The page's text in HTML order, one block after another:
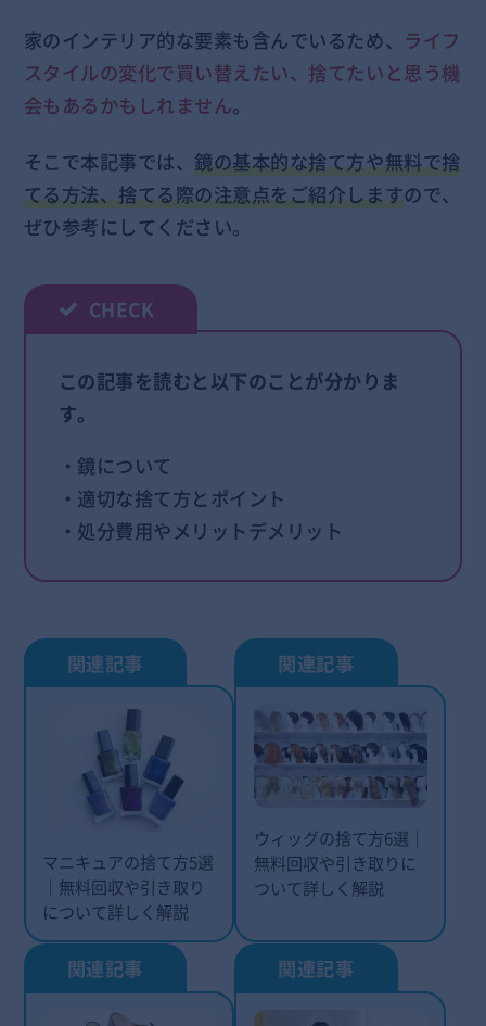
家のインテリア的な要素も含んでいるため、 ライフ
スタイルの変化で買い替えたい、捨てたいと思う機
会もあるかもしれません。
そこで本記事では、鏡の基本的な捨て方や無料で捨
てる方法、捨てる際の注意点をご紹介しますので、
ぜひ参考にしてください。
この記事を読むと以下のことが分かりま
す。
・鏡について
・適切な捨て方とポイント
・処分費用やメリットデメリット
マニキュアの捨て方5選
｜無料回収や引き取り
について詳しく解説
ウィッグの捨て方6選｜
無料回収や引き取りに
ついて詳しく解説